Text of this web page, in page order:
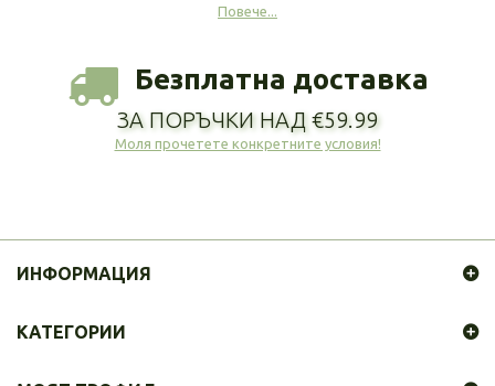
Повече...
Безплатна доставка
ЗА ПОРЪЧКИ НАД €59.99
Моля прочетете конкретните условия!
ИНФОРМАЦИЯ
КАТЕГОРИИ